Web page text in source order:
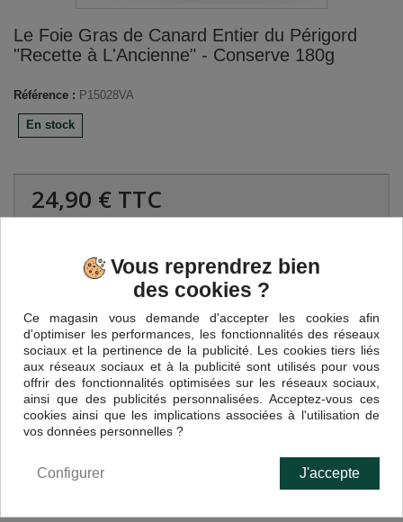
Le Foie Gras de Canard Entier du Périgord
"Recette à L'Ancienne" - Conserve 180g
Référence : P15028VA
En stock
24,90 € TTC
Ajouter au panier
EN SAVOIR PLUS
Vous reprendrez bien
des cookies ?
Ce magasin vous demande d'accepter les cookies afin
d'optimiser les performances, les fonctionnalités des réseaux
sociaux et la pertinence de la publicité. Les cookies tiers liés
aux réseaux sociaux et à la publicité sont utilisés pour vous
offrir des fonctionnalités optimisées sur les réseaux sociaux,
ainsi que des publicités personnalisées. Acceptez-vous ces
cookies ainsi que les implications associées à l'utilisation de
vos données personnelles ?
J'accepte
Configurer